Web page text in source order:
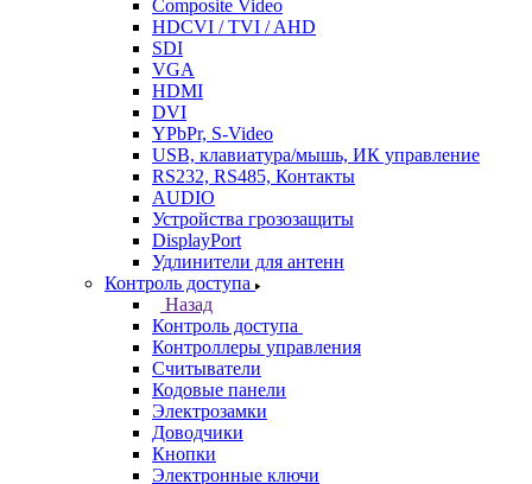
Composite Video
HDCVI / TVI / AHD
SDI
VGA
HDMI
DVI
YPbPr, S-Video
USB, клавиатура/мышь, ИК управление
RS232, RS485, Контакты
AUDIO
Устройства грозозащиты
DisplayPort
Удлинители для антенн
Контроль доступа
Назад
Контроль доступа
Контроллеры управления
Считыватели
Кодовые панели
Электрозамки
Доводчики
Кнопки
Электронные ключи